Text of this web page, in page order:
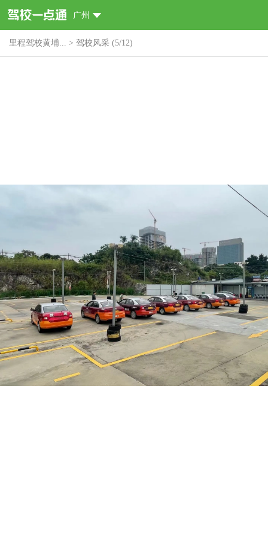
广州
里程驾校黄埔... > 驾校风采 (5/12)